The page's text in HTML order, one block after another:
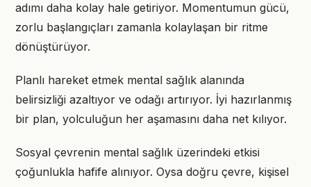
adımı daha kolay hale getiriyor. Momentumun gücü,
zorlu başlangıçları zamanla kolaylaşan bir ritme
dönüştürüyor.
Planlı hareket etmek mental sağlık alanında
belirsizliği azaltıyor ve odağı artırıyor. İyi hazırlanmış
bir plan, yolculuğun her aşamasını daha net kılıyor.
Sosyal çevrenin mental sağlık üzerindeki etkisi
çoğunlukla hafife alınıyor. Oysa doğru çevre, kişisel